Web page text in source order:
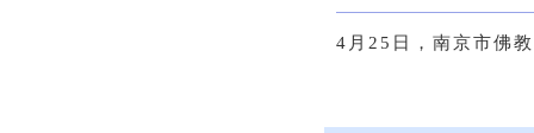
4月25日，南京市佛